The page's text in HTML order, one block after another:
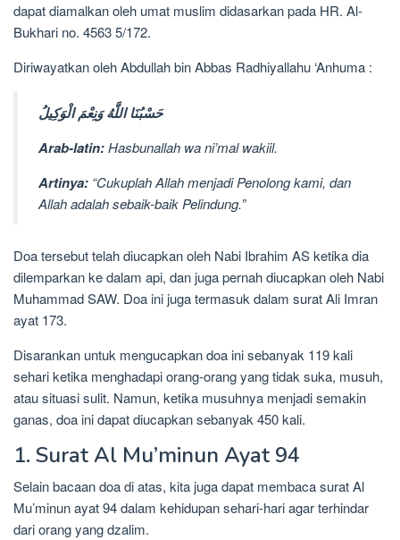
dapat diamalkan oleh umat muslim didasarkan pada HR. Al-
Bukhari no. 4563 5/172.
Diriwayatkan oleh Abdullah bin Abbas Radhiyallahu ‘Anhuma :
حَسْبُنَا اللَّهُ وَنِعْمَ الْوَكِيلُ
Arab-latin:Hasbunallah wa ni’mal wakiil.
Artinya: “Cukuplah Allah menjadi Penolong kami, dan
Allah adalah sebaik-baik Pelindung.”
Doa tersebut telah diucapkan oleh Nabi Ibrahim AS ketika dia
dilemparkan ke dalam api, dan juga pernah diucapkan oleh Nabi
Muhammad SAW. Doa ini juga termasuk dalam surat Ali Imran
ayat 173.
Disarankan untuk mengucapkan doa ini sebanyak 119 kali
sehari ketika menghadapi orang-orang yang tidak suka, musuh,
atau situasi sulit. Namun, ketika musuhnya menjadi semakin
ganas, doa ini dapat diucapkan sebanyak 450 kali.
1. Surat Al Mu’minun Ayat 94
Selain bacaan doa di atas, kita juga dapat membaca surat Al
Mu’minun ayat 94 dalam kehidupan sehari-hari agar terhindar
dari orang yang dzalim.